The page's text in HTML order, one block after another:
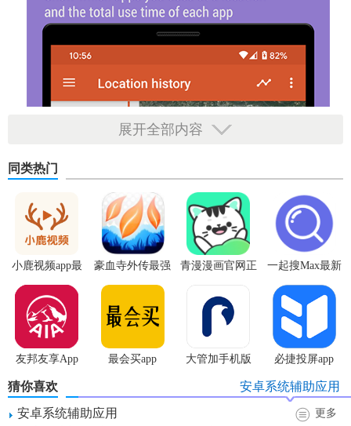
展开全部内容
同类热门
小鹿视频app最
新版
豪血寺外传最强
传说无限血版
青漫漫画官网正
一起搜Max最新
版
友邦友享App 最会买app 大管加手机版 必捷投屏app
猜你喜欢
安卓系统辅助应用
安卓系统辅助应用
更多